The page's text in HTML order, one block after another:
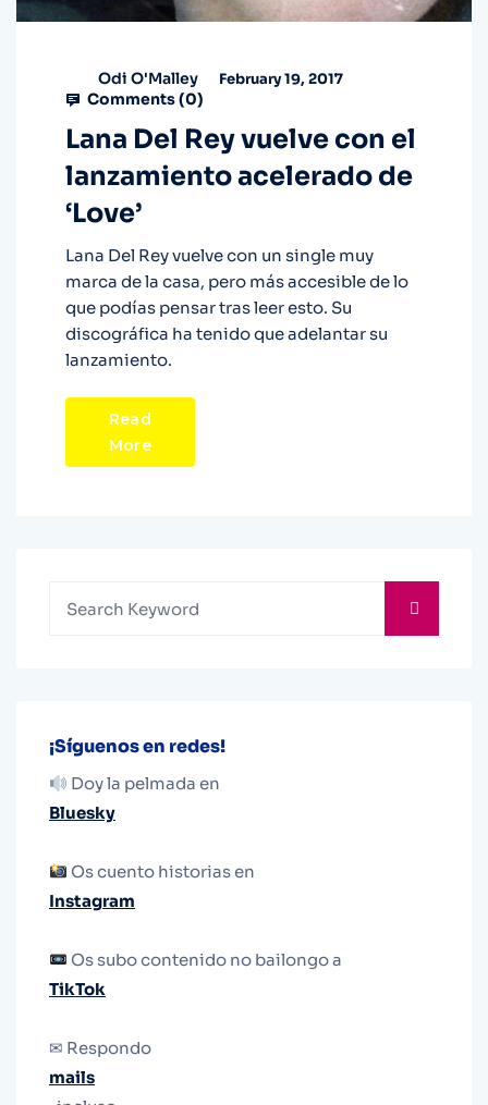
Odi O'Malley February 19, 2017
Comments (0)
Lana Del Rey vuelve con el
lanzamiento acelerado de
‘Love’
Lana Del Rey vuelve con un single muy
marca de la casa, pero más accesible de lo
que podías pensar tras leer esto. Su
discográfica ha tenido que adelantar su
lanzamiento.
Read
More
¡Síguenos en redes!
Doy la pelmada en
Bluesky
Os cuento historias en
Instagram
Os subo contenido no bailongo a
TikTok
✉ Respondo
mails